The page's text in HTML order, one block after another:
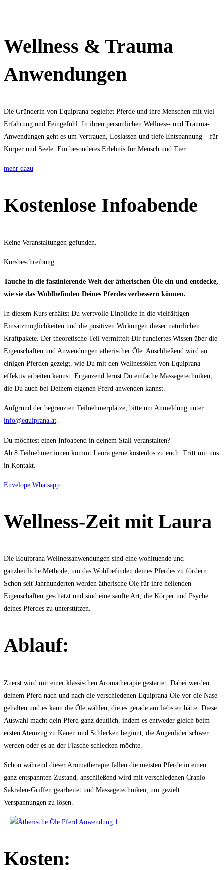
Wellness & Trauma
Anwendungen
Die Gründerin von Equiprana begleitet Pferde und ihre Menschen mit viel
Erfahrung und Feingefühl. In ihren persönlichen Wellness- und Trauma-
Anwendungen geht es um Vertrauen, Loslassen und tiefe Entspannung – für
Körper und Seele. Ein besonderes Erlebnis für Mensch und Tier.
mehr dazu
Kostenlose Infoabende
Keine Veranstaltungen gefunden.
Kursbeschreibung:
Tauche in die faszinierende Welt der ätherischen Öle ein und entdecke,
wie sie das Wohlbefinden Deines Pferdes verbessern können.
In diesem Kurs erhältst Du wertvolle Einblicke in die vielfältigen
Einsatzmöglichkeiten und die positiven Wirkungen dieser natürlichen
Kraftpakete. Der theoretische Teil vermittelt Dir fundiertes Wissen über die
Eigenschaften und Anwendungen ätherischer Öle. Anschließend wird an
einigen Pferden gezeigt, wie Du mit den Wellnessölen von Equiprana
effektiv arbeiten kannst. Ergänzend lernst Du einfache Massagetechniken,
die Du auch bei Deinem eigenen Pferd anwenden kannst.
Aufgrund der begrenzten Teilnehmerplätze, bitte um Anmeldung unter
info@equiprana.at
Du möchtest einen Infoabend in deinem Stall veranstalten?
Ab 8 Teilnehmer:innen kommt Laura gerne kostenlos zu euch. Tritt mit uns
in Kontakt.
Envelope Whatsapp
Wellness-Zeit mit Laura
Die Equiprana Wellnessanwendungen sind eine wohltuende und
ganzheitliche Methode, um das Wohlbefinden deines Pferdes zu fördern.
Schon seit Jahrhunderten werden ätherische Öle für ihre heilenden
Eigenschaften geschätzt und sind eine sanfte Art, die Körper und Psyche
deines Pferdes zu unterstützen.
Ablauf:
Zuerst wird mit einer klassischen Aromatherapie gestartet. Dabei werden
deinem Pferd nach und nach die verschiedenen Equiprana-Öle vor die Nase
gehalten und es kann die Öle wählen, die es gerade am liebsten hätte. Diese
Auswahl macht dein Pferd ganz deutlich, indem es entweder gleich beim
ersten Atemzug zu Kauen und Schlecken beginnt, die Augenlider schwer
werden oder es an der Flasche schlecken möchte.
Schon während dieser Aromatherapie fallen die meisten Pferde in einen
ganz entspannten Zustand, anschließend wird mit verschiedenen Cranio-
Sakralen-Griffen gearbeitet und Massagetechniken, um gezielt
Verspannungen zu lösen.
Kosten: